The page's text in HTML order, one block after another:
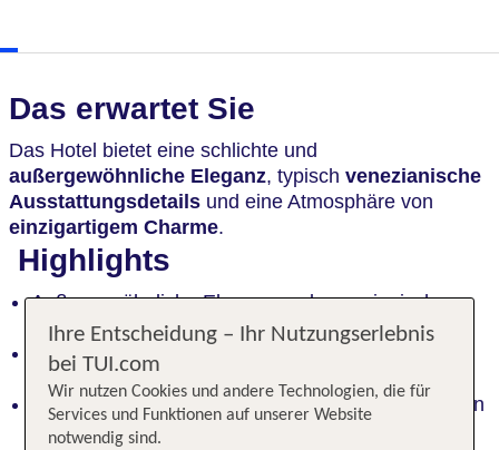
Das erwartet Sie
Das Hotel bietet eine schlichte und
außergewöhnliche Eleganz, typisch venezianische
Ausstattungsdetails und eine Atmosphäre von
einzigartigem Charme.
Highlights
Außergewöhnliche Eleganz und venezianischer
Charme
Zentraler geht es nicht: Nur 5 Gehminuten zum
Canal Grande
Entdecke Venedigs Schönheit: Die Rialto Brücke in
15 Gehminuten
Ihre Entscheidung – Ihr Nutzungserlebnis
bei TUI.com
Wir nutzen Cookies und andere Technologien, die für
Services und Funktionen auf unserer Website
notwendig sind.